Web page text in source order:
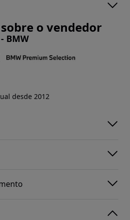
o vendedor
BMW
desde 2012